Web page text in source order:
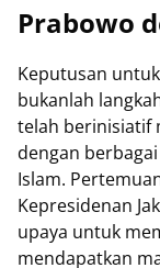
Prabowo
Keputusan
bukanlah
telah berinisiatif
dengan
Islam.
Kepresidenan
upaya untuk
mendapatkan